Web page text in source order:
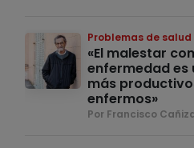
Problemas de salud
«El malestar
enfermedad es
más
enfermos»
Por Francisco